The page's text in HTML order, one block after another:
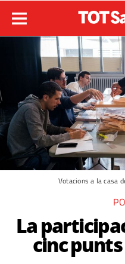
Votacions a la casa
La
cinc